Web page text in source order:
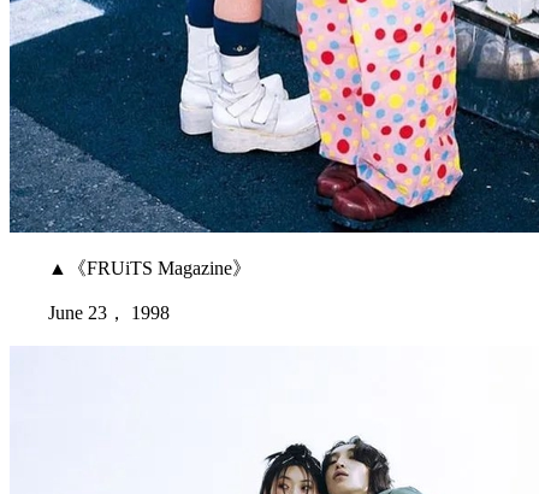
▲《FRUiTS Magazine》
June 23， 1998